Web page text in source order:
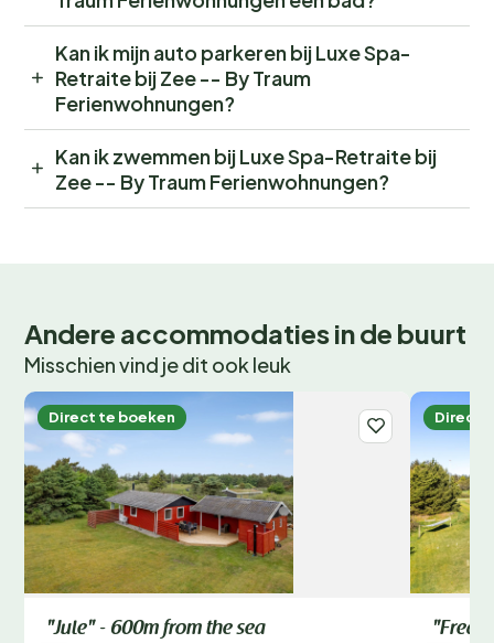
Kan ik mijn auto parkeren bij Luxe Spa-
Retraite bij Zee -- By Traum
Ferienwohnungen?
Kan ik zwemmen bij Luxe Spa-Retraite bij
Zee -- By Traum Ferienwohnungen?
Andere accommodaties in de buurt
Misschien vind je dit ook leuk
Direct te boeken
"Jule" - 600m from the sea
Direct